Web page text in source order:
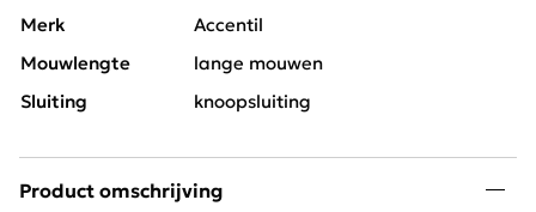
Merk
Accentil
Mouwlengte
lange mouwen
Sluiting
knoopsluiting
Product omschrijving